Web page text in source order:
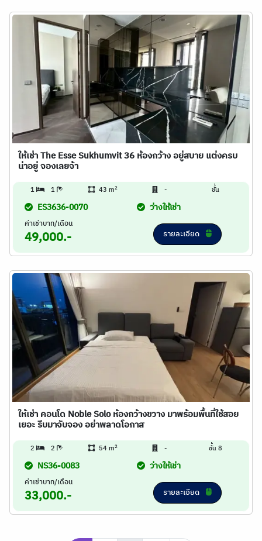
ให้เช่า The Esse Sukhumvit 36 ห้องกว้าง อยู่สบาย แต่งครบ
น่าอยู่ จองเลยจ้า
1 1 43 m2 - ชั้น
ES3636-0070 ว่างให้เช่า
ค่าเช่าบาท/เดือน
49,000.- รายละเอียด
ให้เช่า คอนโด Noble Solo ห้องกว้างขวาง มาพร้อมพื้นที่ใช้สอย
เยอะ รีบมาจับจอง อย่าพลาดโอกาส
2 2 54 m2 - ชั้น 8
NS36-0083 ว่างให้เช่า
ค่าเช่าบาท/เดือน
33,000.- รายละเอียด